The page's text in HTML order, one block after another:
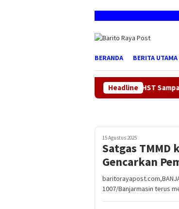
BERANDA BERITA UTAMA
Headline
Bupati HST Sampaikan
15 Agustus 2025
Satgas TMMD
Gencarkan
1007/Banjarmasin terus